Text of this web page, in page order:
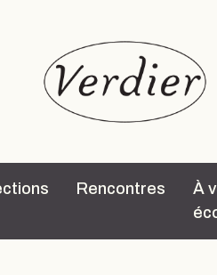
Rencontres
À